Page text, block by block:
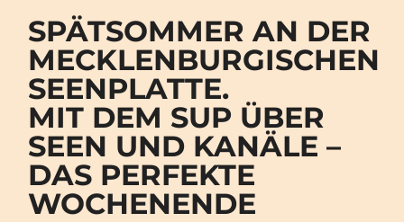
SPÄTSOMMER AN DER
MECKLENBURGISCHEN
SEENPLATTE.
MIT DEM SUP ÜBER
SEEN UND KANÄLE –
DAS PERFEKTE
WOCHENENDE